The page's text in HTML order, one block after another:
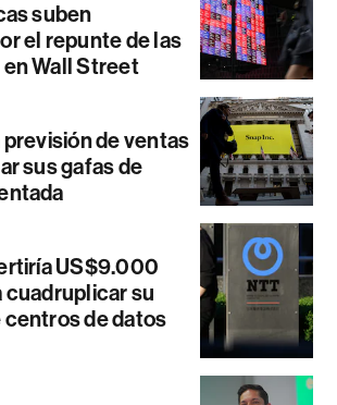
suben
el repunte de las
Wall Street
previsión de ventas
sus gafas de
US$9.000
cuadruplicar su
centros de datos